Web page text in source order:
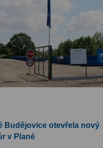
Budějovice otevřela nový
v Plané